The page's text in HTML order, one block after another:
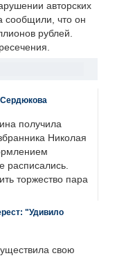
авторских
сообщили, что он
рублей.
получила
Николая
расписались.
торжество пара
"Удивило
свою